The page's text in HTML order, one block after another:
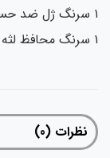
نظرات (0)